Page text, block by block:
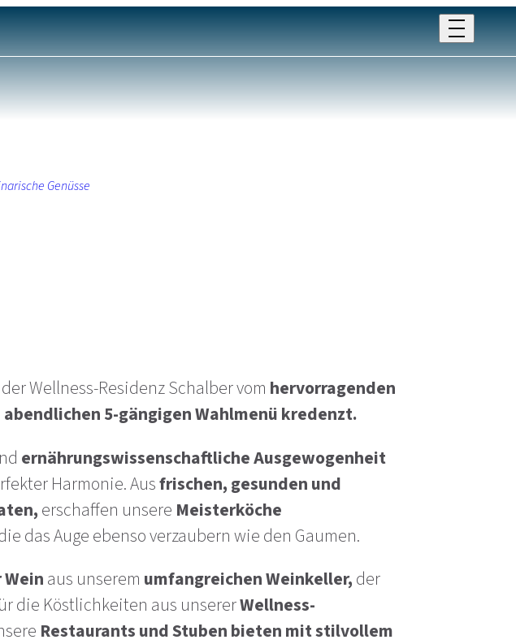
Genüsse
Wellness-Residenz Schalber vom hervorragenden
5-gängigen Wahlmenü kredenzt.
ernährungswissenschaftliche Ausgewogenheit
Harmonie. Ausfrischen, gesunden und
erschaffen unsere Meisterköche
das Auge ebenso verzaubern wie den Gaumen.
aus unserem umfangreichen Weinkeller, der
die Köstlichkeiten aus unsererWellness-
Restaurants und Stuben bieten mit stilvollem